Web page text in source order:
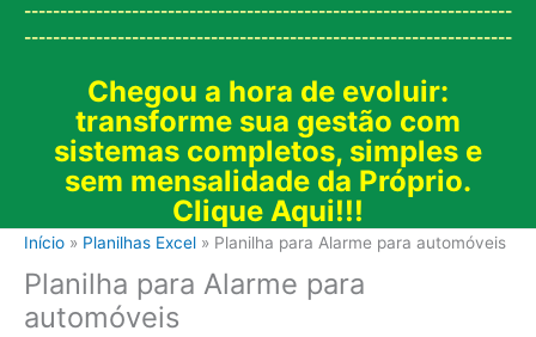
--------------------------------------------------------------------
--------------------------------------------------------------------
Chegou a hora de evoluir:
transforme sua gestão com
sistemas completos, simples e
sem mensalidade da Próprio.
Clique Aqui!!!
Início Planilhas Excel Planilha para Alarme para automóveis
Planilha para Alarme para
automóveis